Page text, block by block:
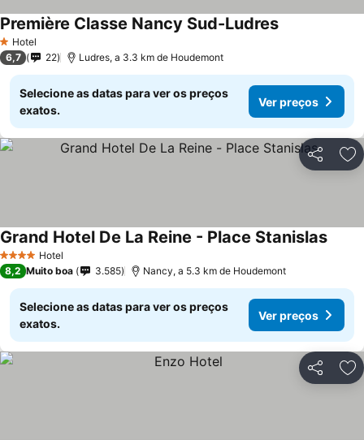
1 Estrelas
Hotel
Première Classe Nancy Sud-Ludres
6,7 22 Ludres, a 3.3 km de Houdemont
Selecione as datas para ver os preços
exatos.
Ver preços
Partilhar
4 EstrelasHotel
Grand Hotel De La Reine - Place Stanislas
8,2 Muito boa 3.585 Nancy, a 5.3 km de Houdemont
Selecione as datas para ver os preços
exatos.
Ver preços
Partilhar